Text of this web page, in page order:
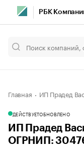
РБК
Главная ИП Прадед
ДЕЙСТВУЕТОБНОВЛЕНО
ИП Прадед
ОГРНИП: